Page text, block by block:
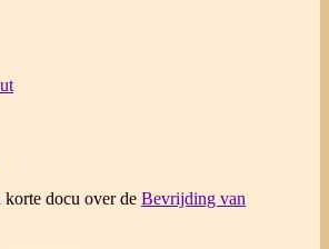
docu over de Bevrijding van